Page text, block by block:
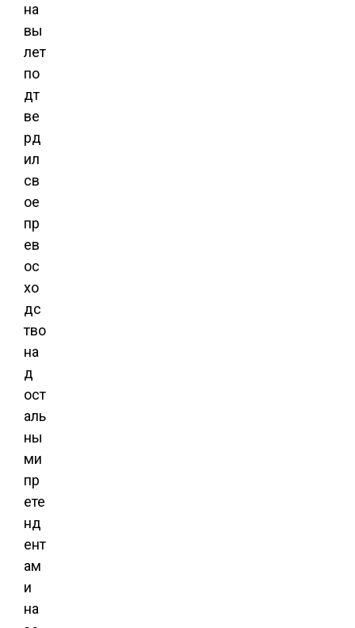
на
вы
лет
по
дт
ве
рд
ил
св
ое
пр
ев
ос
хо
дс
тво
на
д
ост
аль
ны
ми
пр
ете
нд
ент
ам
и
на